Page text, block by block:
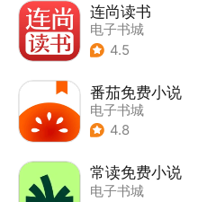
连尚读书
电子书城
4.5
番茄免费小说
电子书城
4.8
常读免费小说
电子书城